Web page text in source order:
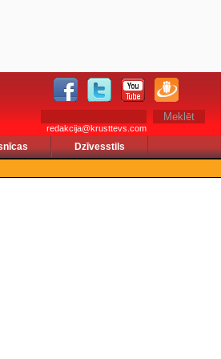
redakcija@krusttevs.com
Dzīvesstils